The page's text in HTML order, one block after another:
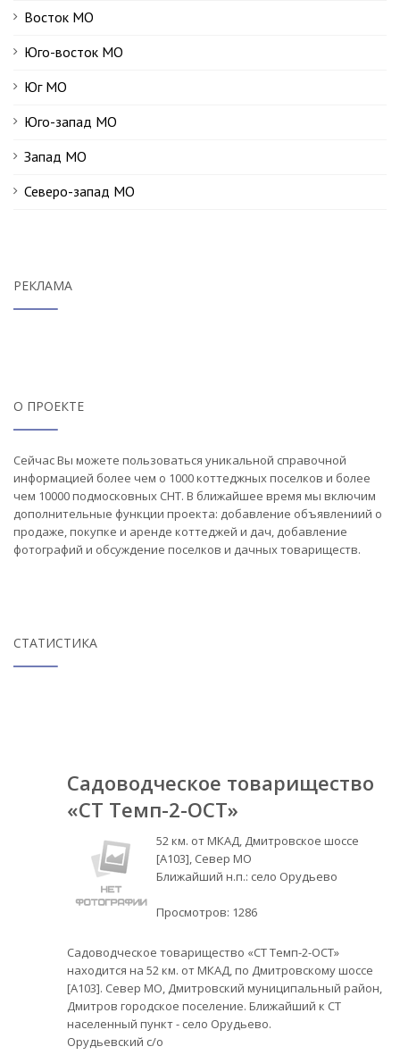
Восток МО
Юго-восток МО
Юг МО
Юго-запад МО
Запад МО
Северо-запад МО
РЕКЛАМА
О ПРОЕКТЕ
Сейчас Вы можете пользоваться уникальной справочной
информацией более чем о 1000 коттеджных поселков и более
чем 10000 подмосковных СНТ. В ближайшее время мы включим
дополнительные функции проекта: добавление объявлениий о
продаже, покупке и аренде коттеджей и дач, добавление
фотографий и обсуждение поселков и дачных товариществ.
СТАТИСТИКА
Садоводческое товарищество
«СТ Темп-2-ОСТ»
52 км. от МКАД, Дмитровское шоссе
[А103], Север МО
Ближайший н.п.: село Орудьево
Просмотров: 1286
Садоводческое товарищество «СТ Темп-2-ОСТ»
находится на 52 км. от МКАД, по Дмитровскому шоссе
[А103]. Север МО, Дмитровский муниципальный район,
Дмитров городское поселение. Ближайший к СТ
населенный пункт - село Орудьево.
Орудьевский с/о